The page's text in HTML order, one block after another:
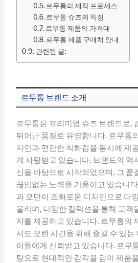
르무통의 제작 프로세스
르무통 슈즈의 특징
르무통 제품의 가격대
르무통 제품 구매처 안내
관련된 글:
르무통 브랜드 소개
르무통은 프리미엄 슈즈 브랜드로,
뛰어난 품질로 유명합니다. 르무통
자인과 편안한 착화감을 동시에 제
게 사랑받고 있습니다. 브랜드의 역
신을 바탕으로 시작되었으며, 그 품
끊임없는 노력을 기울이고 있습니
과 모던이 조화로운 디자인으로 다
울리며, 다양한 컬렉션을 통해 고객
지를 제공하고 있습니다. 르무통의
서도 오랜 시간을 위해 즐길 수 있는
이들에게 신뢰받고 있습니다. 르무
탕으로 현대적인 감각을 담아 제품